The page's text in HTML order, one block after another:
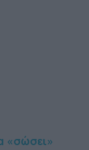
«σώσει»